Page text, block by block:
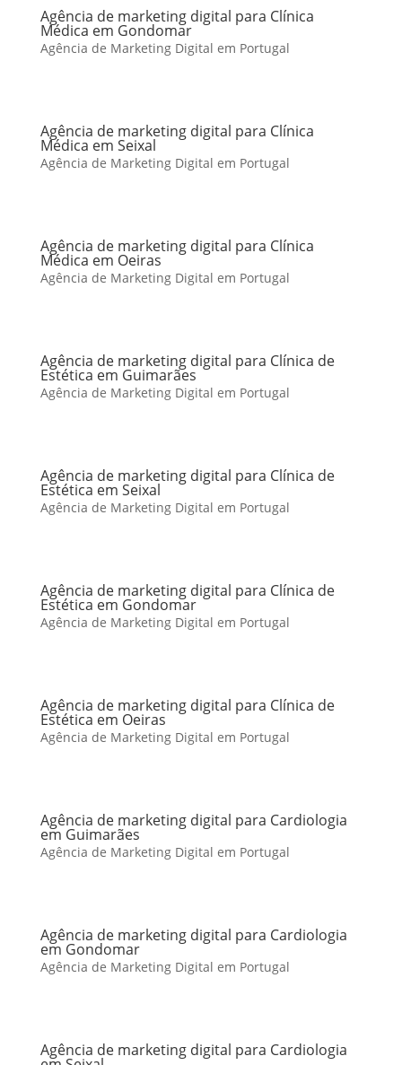
Agência de marketing digital para Clínica
Médica em Gondomar
Agência de Marketing Digital em Portugal
Agência de marketing digital para Clínica
Médica em Seixal
Agência de Marketing Digital em Portugal
Agência de marketing digital para Clínica
Médica em Oeiras
Agência de Marketing Digital em Portugal
Agência de marketing digital para Clínica de
Estética em Guimarães
Agência de Marketing Digital em Portugal
Agência de marketing digital para Clínica de
Estética em Seixal
Agência de Marketing Digital em Portugal
Agência de marketing digital para Clínica de
Estética em Gondomar
Agência de Marketing Digital em Portugal
Agência de marketing digital para Clínica de
Estética em Oeiras
Agência de Marketing Digital em Portugal
Agência de marketing digital para Cardiologia
em Guimarães
Agência de Marketing Digital em Portugal
Agência de marketing digital para Cardiologia
em Gondomar
Agência de Marketing Digital em Portugal
Agência de marketing digital para Cardiologia